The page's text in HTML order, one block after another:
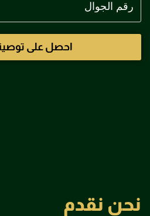
احصل على
نحن نقدم